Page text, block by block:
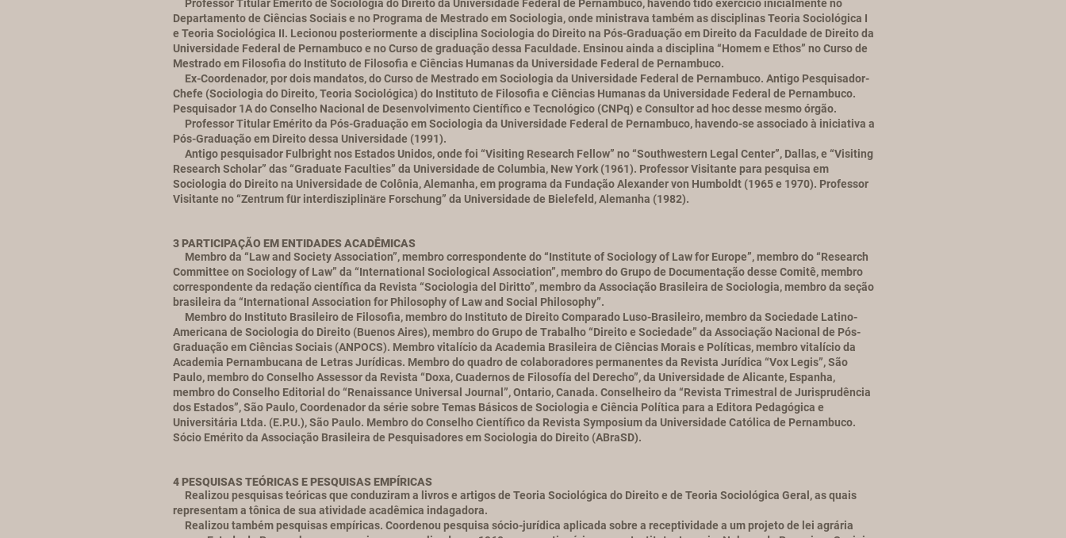
Professor Titular Emérito de Sociologia do Direito da Universidade Federal de Pernambuco, havendo tido exercício inicialmente no
Departamento de Ciências Sociais e no Programa de Mestrado em Sociologia, onde ministrava também as disciplinas Teoria Sociológica I
e Teoria Sociológica II. Lecionou posteriormente a disciplina Sociologia do Direito na Pós-Graduação em Direito da Faculdade de Direito da
Universidade Federal de Pernambuco e no Curso de graduação dessa Faculdade. Ensinou ainda a disciplina “Homem e Ethos” no Curso de
Mestrado em Filosofia do Instituto de Filosofia e Ciências Humanas da Universidade Federal de Pernambuco.
Ex-Coordenador, por dois mandatos, do Curso de Mestrado em Sociologia da Universidade Federal de Pernambuco. Antigo Pesquisador-
Chefe (Sociologia do Direito, Teoria Sociológica) do Instituto de Filosofia e Ciências Humanas da Universidade Federal de Pernambuco.
Pesquisador 1A do Conselho Nacional de Desenvolvimento Científico e Tecnológico (CNPq) e Consultor ad hoc desse mesmo órgão.
Professor Titular Emérito da Pós-Graduação em Sociologia da Universidade Federal de Pernambuco, havendo-se associado à iniciativa a
Pós-Graduação em Direito dessa Universidade (1991).
Antigo pesquisador Fulbright nos Estados Unidos, onde foi “Visiting Research Fellow” no “Southwestern Legal Center”, Dallas, e “Visiting
Research Scholar” das “Graduate Faculties” da Universidade de Columbia, New York (1961). Professor Visitante para pesquisa em
Sociologia do Direito na Universidade de Colônia, Alemanha, em programa da Fundação Alexander von Humboldt (1965 e 1970). Professor
Visitante no “Zentrum für interdisziplinäre Forschung” da Universidade de Bielefeld, Alemanha (1982).
3 PARTICIPAÇÃO EM ENTIDADES ACADÊMICAS
Membro da “Law and Society Association”, membro correspondente do “Institute of Sociology of Law for Europe”, membro do “Research
Committee on Sociology of Law” da “International Sociological Association”, membro do Grupo de Documentação desse Comitê, membro
correspondente da redação científica da Revista “Sociologia del Diritto”, membro da Associação Brasileira de Sociologia, membro da seção
brasileira da “International Association for Philosophy of Law and Social Philosophy”.
Membro do Instituto Brasileiro de Filosofia, membro do Instituto de Direito Comparado Luso-Brasileiro, membro da Sociedade Latino-
Americana de Sociologia do Direito (Buenos Aires), membro do Grupo de Trabalho “Direito e Sociedade” da Associação Nacional de Pós-
Graduação em Ciências Sociais (ANPOCS). Membro vitalício da Academia Brasileira de Ciências Morais e Políticas, membro vitalício da
Academia Pernambucana de Letras Jurídicas. Membro do quadro de colaboradores permanentes da Revista Jurídica “Vox Legis”, São
Paulo, membro do Conselho Assessor da Revista “Doxa, Cuadernos de Filosofía del Derecho”, da Universidade de Alicante, Espanha,
membro do Conselho Editorial do “Renaissance Universal Journal”, Ontario, Canada. Conselheiro da “Revista Trimestral de Jurisprudência
dos Estados”, São Paulo, Coordenador da série sobre Temas Básicos de Sociologia e Ciência Política para a Editora Pedagógica e
Universitária Ltda. (E.P.U.), São Paulo. Membro do Conselho Científico da Revista Symposium da Universidade Católica de Pernambuco.
Sócio Emérito da Associação Brasileira de Pesquisadores em Sociologia do Direito (ABraSD).
4 PESQUISAS TEÓRICAS E PESQUISAS EMPÍRICAS
Realizou pesquisas teóricas que conduziram a livros e artigos de Teoria Sociológica do Direito e de Teoria Sociológica Geral, as quais
representam a tônica de sua atividade acadêmica indagadora.
Realizou também pesquisas empíricas. Coordenou pesquisa sócio-jurídica aplicada sobre a receptividade a um projeto de lei agrária